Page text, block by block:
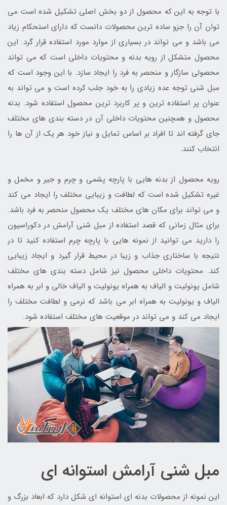
با توجه به این که محصول از دو بخش اصلی تشکیل شده است می
توان آن را جزو ساده ترین محصولات دانست که دارای استحکام زیاد
می باشد و می تواند در بسیاری از موارد مورد استفاده قرار گرد. این
محصول متشکل از رویه بدنه و محتویات داخلی است که می تواند
محصولی سازگار و منحصر به فرد را ایجاد سازد. با این وجود است که
مبل شنی توجه عده زیادی را به خود جلب کرده است و می تواند به
عنوان پر استفاده ترین و پر کاربرد ترین محصول استفاده شود. بدنه
محصول و همچنین محتویات داخلی آن در دسته بندی های مختلف
جای گرفته اند تا افراد بر اساس تمایل و نیاز خود هر یک از آن ها را
انتخاب کنند.
رویه محصول از بدنه هایی با پارچه پشمی و چرم و جیر و مخمل و
غیره تشکیل شده است که لطافت و زیبایی مختلف را ایجاد می کند
و می تواند برای مکان های مختلف یک محصول منحصر به فرد باشد.
برای مثال زمانی که قصد استفاده از مبل شنی آرامش در دکوراسیون
را دارید می توانید از نمونه هایی با پارچه چرم استفاده کنید تا در
نتیجه با ساختاری جذاب و زیبا در محیط قرار گیرد و ایجاد زیبایی
کند. محتویات داخلی محصول نیز شامل دسته بندی های مختلف
شامل یونولیت و الیاف به همراه یونولیت و الیاف خالی و ابر به همراه
الیاف و یونولیت به همراه ابر می باشد که نرمی و لطافت مختلف را
ایجاد می کند و می تواند در موقعیت های مختلف استفاده شود.
مبل شنی آرامش استوانه ای
این نمونه از محصولات بدنه ای استوانه ای شکل دارد که ابعاد بزرگ و